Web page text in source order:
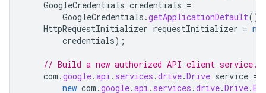
GoogleCredentials credentials =
GoogleCredentials .getApplicationDefault().
HttpRequestInitializer requestInitializer = new
credentials);
// Build a new authorized API client service.
com .google.api . services .drive.Drive service =
new com .google.api . services .drive.Drive.